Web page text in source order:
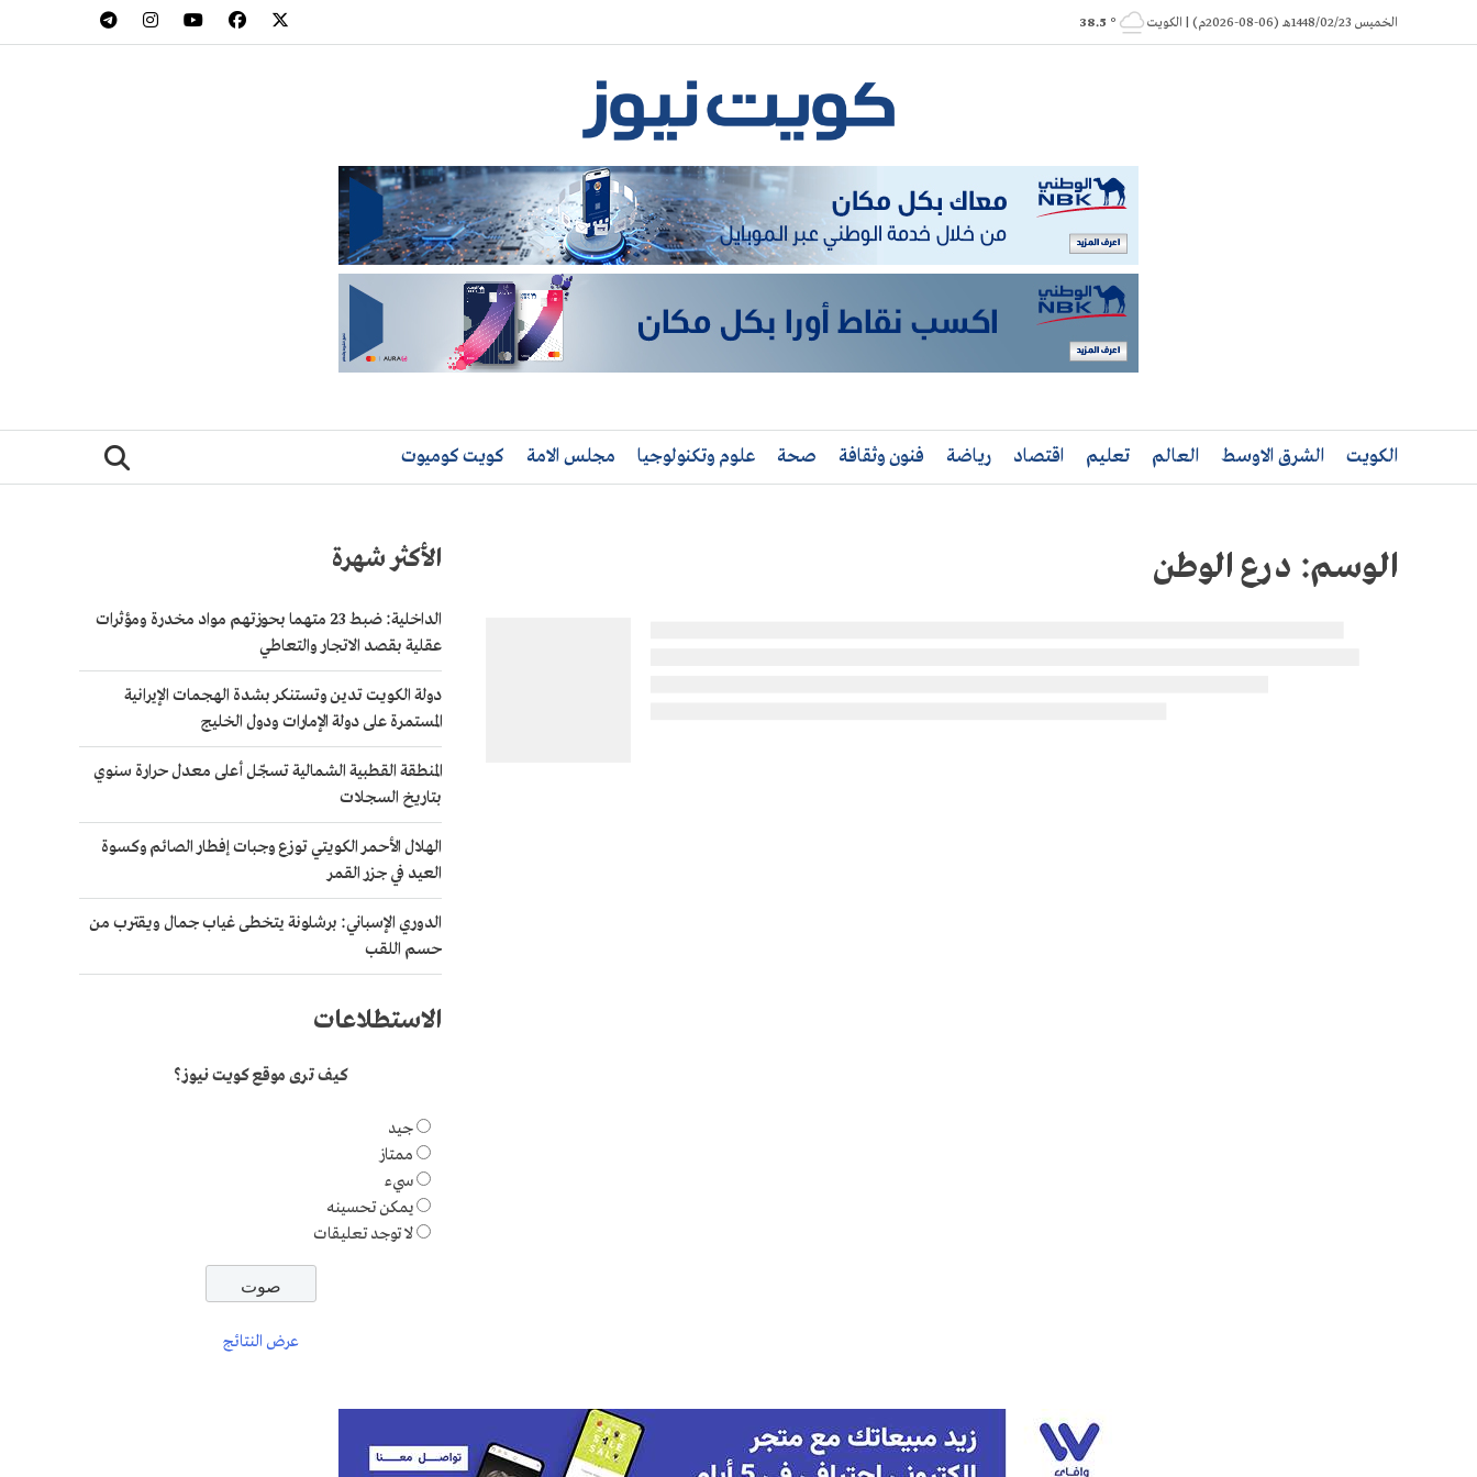
to
الخميس 1448/02/23هـ (06-08-2026م) | الكويت ° 38.5
الكويت الشرق الاوسط العالم تعليم اقتصاد رياضة فنون وثقافة صحة علوم وتكنولوجيا مجلس الامة كويت كوميوت
الوسم: درع الوطن الأكثر شهرة
الداخلية: ضبط 23 متهما بحوزتهم مواد مخدرة ومؤثرات
عقلية بقصد الاتجار والتعاطي
دولة الكويت تدين وتستنكر بشدة الهجمات الإيرانية
المستمرة على دولة الإمارات ودول الخليج
المنطقة القطبية الشمالية تسجّل أعلى معدل حرارة سنوي
بتاريخ السجلات
الهلال الأحمر الكويتي توزع وجبات إفطار الصائم وكسوة
العيد في جزر القمر
الدوري الإسباني: برشلونة يتخطى غياب جمال ويقترب من
حسم اللقب
الاستطلاعات
كيف ترى موقع كويت نيوز؟
جيد
ممتاز
سيء
يمكن تحسينه
لا توجد تعليقات
عرض النتائج